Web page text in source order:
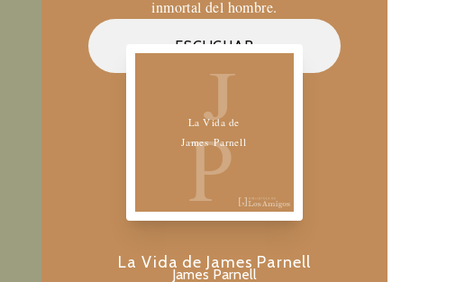
inmortal del hombre.
ESCUCHAR
J
P
La Vida de
James Parnell
La Vida de James Parnell
James Parnell